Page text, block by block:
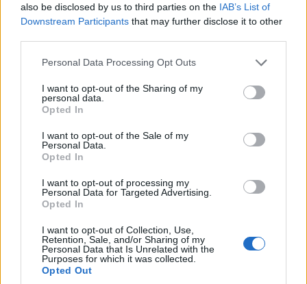
also be disclosed by us to third parties on the IAB’s List of
Downstream Participants that may further disclose it to other
Please note that this website/app uses one or more Google
not limited to your visit or usage behaviour. You may click to
grant or deny consent to Google and its third-party tags to
use your data for below specified purposes in below Google
consent section.
Personal Data Processing Opt Outs
I want to opt-out of the Sharing of my
personal data.
Opted In
I want to opt-out of the Sale of my
Personal Data.
Opted In
I want to opt-out of processing my
Personal Data for Targeted Advertising.
Opted In
I want to opt-out of Collection, Use,
Retention, Sale, and/or Sharing of my
Personal Data that Is Unrelated with the
Purposes for which it was collected.
Opted Out